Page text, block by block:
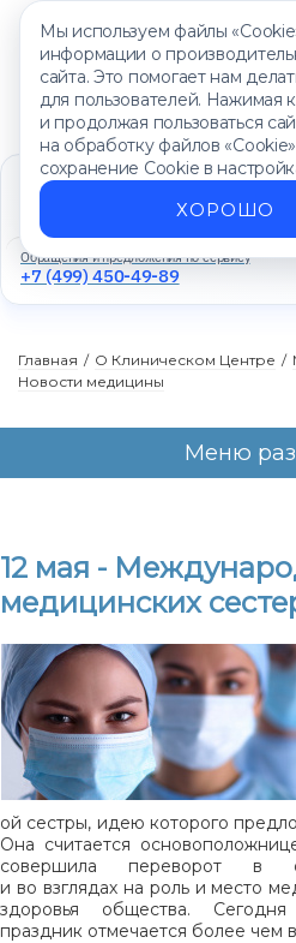
Мы используем файлы
информации о
сайта. Это помогает нам
для пользователей. Нажимая
и продолжая пользоваться
на обработку файлов
сохранение Cookie в
ХОРОШО
Единый контакт-центр
+7 (499) 450-88-89
Ежедневно с 8:00 до 20:00
Обращения и предложения по сервису
+7 (499) 450-49-89
Главная / О Клиническом Центре /
Новости медицины
12 мая -
медицинских
ой сестры, идею которого
Она считается
совершила переворот в
и во взглядах на роль и место
здоровья общества.
праздник отмечается более чем
Меню